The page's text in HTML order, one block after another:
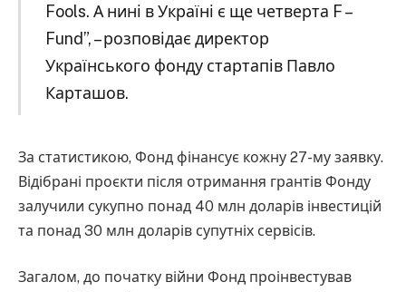
Fools. А нині в Україні є ще четверта F –
Fund”, – розповідає директор
Українського фонду стартапів Павло
Карташов.
За статистикою, Фонд фінансує кожну 27-му заявку.
Відібрані проєкти після отримання грантів Фонду
залучили сукупно понад 40 млн доларів інвестицій
та понад 30 млн доларів супутніх сервісів.
Загалом, до початку війни Фонд проінвестував